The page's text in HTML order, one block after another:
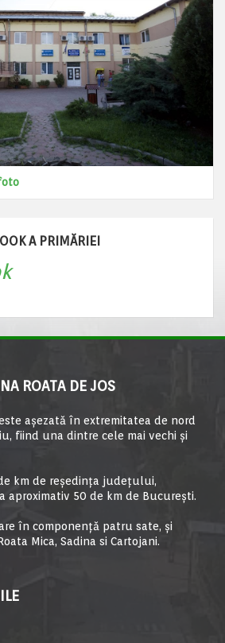
A PRIMĂRIEI
ROATA DE JOS
aşezată în extremitatea de nord
fiind una dintre cele mai vechi şi
km de reşedinţa judeţului,
aproximativ 50 de km de Bucureşti.
în componență patru sate, și
Mica, Sadina si Cartojani.